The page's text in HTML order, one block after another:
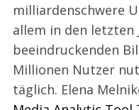
milliardenschwere
allem in den letzten
beeindruckenden
Millionen Nutzer
täglich. Elena